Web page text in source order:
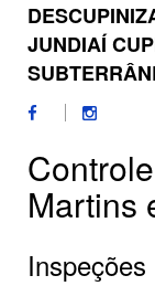
JUNDIAÍ
Martins
Inspeções